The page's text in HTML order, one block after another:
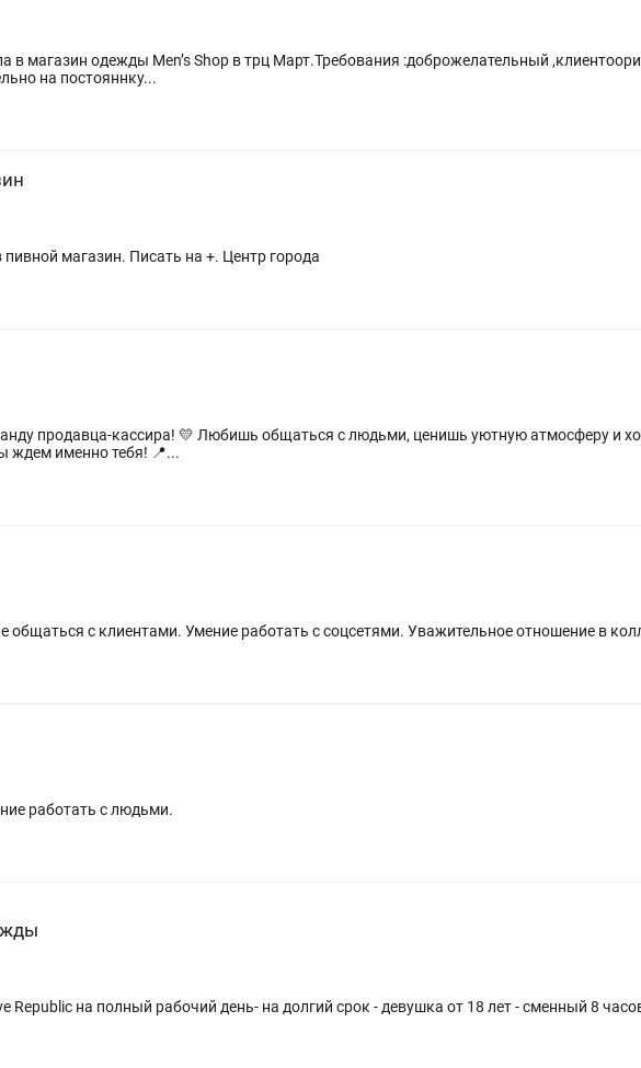
в магазин одежды Men’s Shop в трц Март.Требования :доброжелательный
на постояннку...
Требуются продавцы и разливщики с опытом в пивной магазин. Писать на +. Центр города
с людьми, ценишь уютную атмосферу и хочешь
работать среди вкуснейших десертов? Тогда мы ждем именно тебя! 📍...
с клиентами. Умение работать с соцсетями. Уважительное отношение в
работать с людьми.
день- на долгий срок - девушка от 18 лет - сменный 8 часовой график -